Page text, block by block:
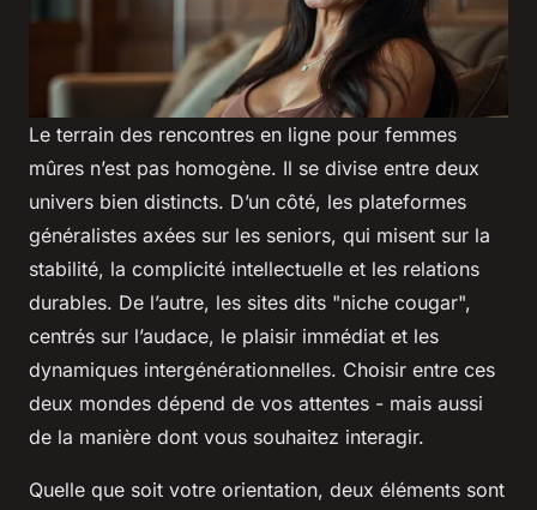
Le terrain des rencontres en ligne pour femmes
mûres n’est pas homogène. Il se divise entre deux
univers bien distincts. D’un côté, les plateformes
généralistes axées sur les seniors, qui misent sur la
stabilité, la complicité intellectuelle et les relations
durables. De l’autre, les sites dits "niche cougar",
centrés sur l’audace, le plaisir immédiat et les
dynamiques intergénérationnelles. Choisir entre ces
deux mondes dépend de vos attentes - mais aussi
de la manière dont vous souhaitez interagir.
Quelle que soit votre orientation, deux éléments sont